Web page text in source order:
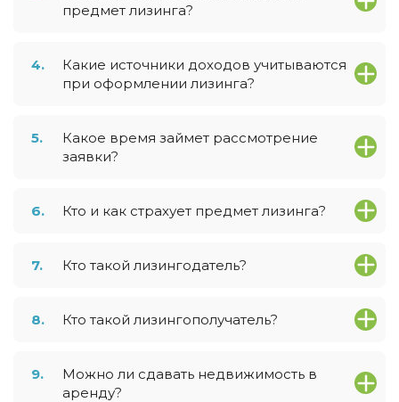
предмет лизинга?
4.
Какие источники доходов учитываются
при оформлении лизинга?
5.
Какое время займет рассмотрение
заявки?
6. Кто и как страхует предмет лизинга?
7. Кто такой лизингодатель?
8. Кто такой лизингополучатель?
9.
Можно ли сдавать недвижимость в
аренду?